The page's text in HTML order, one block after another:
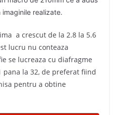
realizate.
a crescut de la 2.8 la 5.6
lucru nu conteaza
se lucreaza cu diafragme
pana la 32, de preferat fiind
pentru a obtine